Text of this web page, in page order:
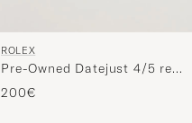
ROLEX
Pre-Owned Datejust 4/5 ref
G/S
200€